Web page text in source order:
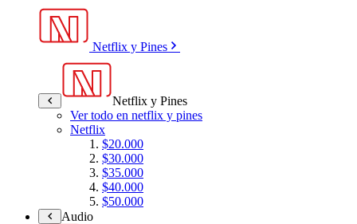
Netflix y Pines
Netflix y Pines
Ver todo en netflix y pines
Netflix
$20.000
$30.000
$35.000
$40.000
$50.000
Audio